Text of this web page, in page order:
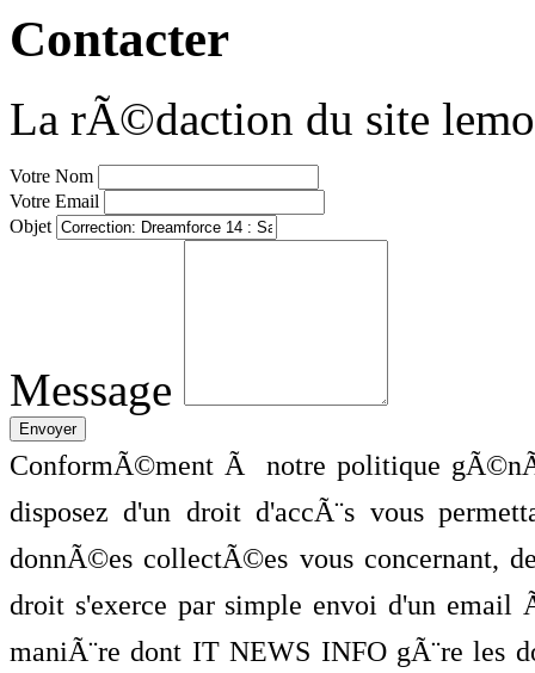
Contacter
La rÃ©daction du site
Votre Nom
Votre Email
Objet
Message
ConformÃ©ment Ã notre politique
disposez d'un droit d'accÃ¨s vous
donnÃ©es collectÃ©es vous concernant,
droit s'exerce par simple envoi d'un
maniÃ¨re dont IT NEWS INFO gÃ¨re les